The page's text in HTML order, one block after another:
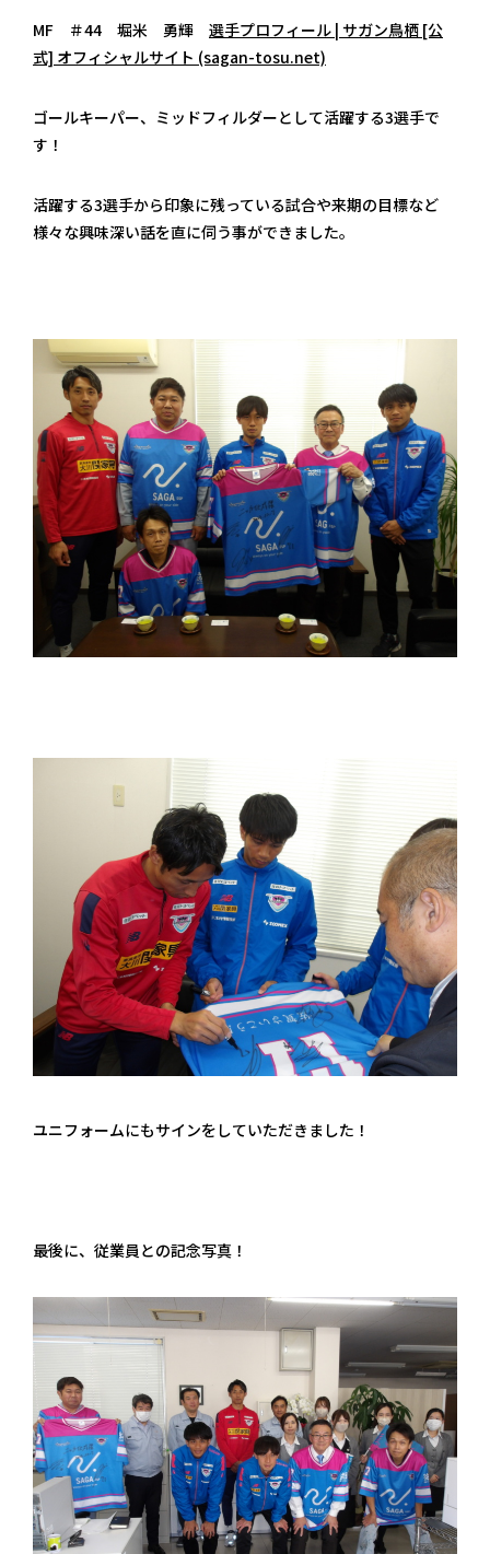
MF ＃44 堀米 勇輝 選手プロフィール | サガン鳥栖 [公
式] オフィシャルサイト (sagan-tosu.net)
ゴールキーパー、ミッドフィルダーとして活躍する3選手で
す！
活躍する3選手から印象に残っている試合や来期の目標など
様々な興味深い話を直に伺う事ができました。
ユニフォームにもサインをしていただきました！
最後に、従業員との記念写真！